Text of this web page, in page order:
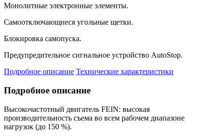
Монолитные электронные элементы.
Самоотключающиеся угольные щетки.
Блокировка самопуска.
Предупредительное сигнальное устройство AutoStop.
Подробное описание Технические характеристики
Подробное описание
Высокочастотный двигатель FEIN: высокая
производительность съема во всем рабочем диапазоне
нагрузок (до 150 %).